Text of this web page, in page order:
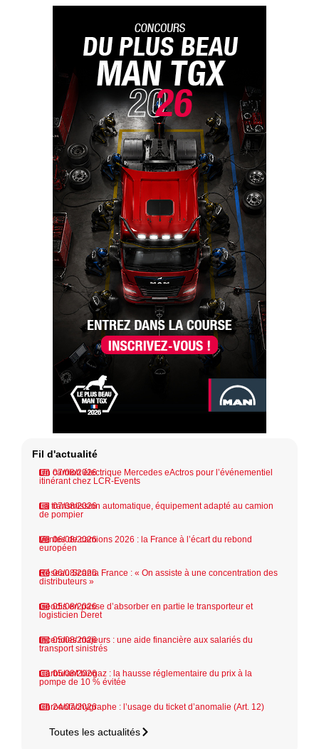
Fil d'actualité
07/08/2026
Un camion électrique Mercedes eActros pour l’événementiel
itinérant chez LCR-Events
07/08/2026
La transmission automatique, équipement adapté au camion
de pompier
06/08/2026
Ventes de camions 2026 : la France à l’écart du rebond
européen
06/08/2026
Réseau Scania France : « On assiste à une concentration des
distributeurs »
05/08/2026
Geodis en passe d’absorber en partie le transporteur et
logisticien Deret
05/08/2026
Incendies majeurs : une aide financière aux salariés du
transport sinistrés
05/08/2026
Carburant biogaz : la hausse réglementaire du prix à la
pompe de 10 % évitée
24/07/2026
Chronotachygraphe : l’usage du ticket d’anomalie (Art. 12)
Toutes les actualités